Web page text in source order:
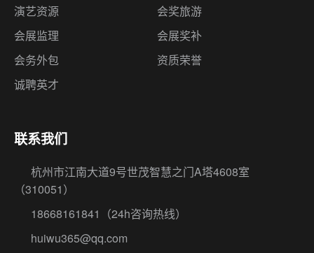
演艺资源
会奖旅游
会展监理
会展奖补
会务外包
资质荣誉
诚聘英才
联系我们
杭州市江南大道9号世茂智慧之门A塔4608室
（310051）
18668161841
（24h咨询热线）
huiwu365@qq.com